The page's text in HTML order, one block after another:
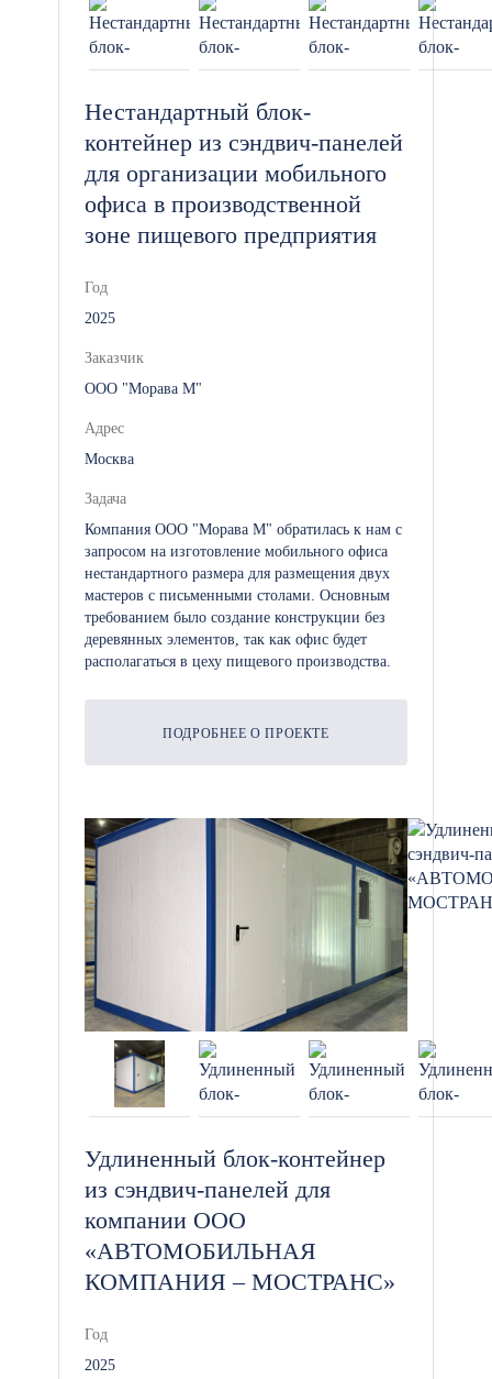
Нестандартный блок-
контейнер из сэндвич-панелей
для организации мобильного
офиса в производственной
зоне пищевого предприятия
Год
2025
Заказчик
ООО "Морава М"
Адрес
Москва
Задача
Компания ООО "Морава М" обратилась к нам с
запросом на изготовление мобильного офиса
нестандартного размера для размещения двух
мастеров с письменными столами. Основным
требованием было создание конструкции без
деревянных элементов, так как офис будет
располагаться в цеху пищевого производства.
ПОДРОБНЕЕ О ПРОЕКТЕ
Удлиненный блок-контейнер
из сэндвич-панелей для
компании ООО
«АВТОМОБИЛЬНАЯ
КОМПАНИЯ – МОСТРАНС»
Год
2025